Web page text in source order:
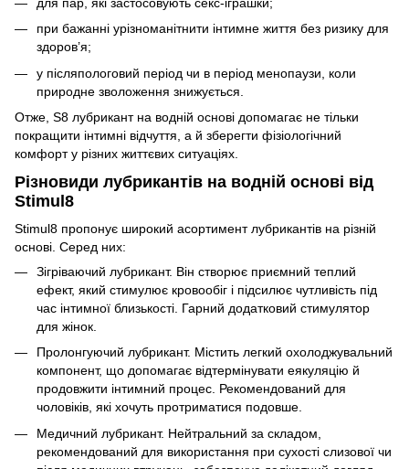
при бажанні урізноманітнити інтимне життя без ризику для
здоров’я;
у післяпологовий період чи в період менопаузи, коли
природне зволоження знижується.
Отже, S8 лубрикант на водній основі допомагає не тільки
покращити інтимні відчуття, а й зберегти фізіологічний
комфорт у різних життєвих ситуаціях.
Різновиди лубрикантів на водній основі від
Stimul8
Stimul8 пропонує широкий асортимент лубрикантів на різній
основі. Серед них:
Зігріваючий лубрикант. Він створює приємний теплий
ефект, який стимулює кровообіг і підсилює чутливість під
час інтимної близькості. Гарний додатковий стимулятор
для жінок.
Пролонгуючий лубрикант. Містить легкий охолоджувальний
компонент, що допомагає відтермінувати еякуляцію й
продовжити інтимний процес. Рекомендований для
чоловіків, які хочуть протриматися подовше.
Медичний лубрикант. Нейтральний за складом,
рекомендований для використання при сухості слизової чи